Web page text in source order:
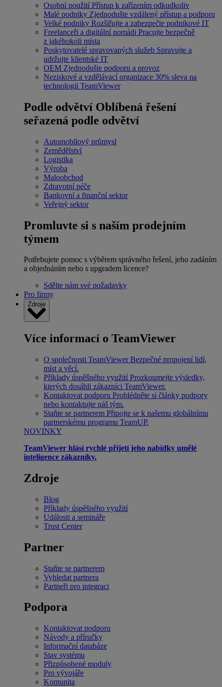
Osobní použití Přístup k zařízením odkudkoliv
Malé podniky Zjednodušte vzdálený přístup a podporu
Velké podniky Rozšiřujte a zabezpečte podnikové IT
Freelanceři a digitální nomádi Pracujte bezpečně
z jakéhokoli místa
Poskytovatelé spravovaných služeb Spravujte a
udržujte klientské IT
OEM Zjednodušte podporu a provoz
Neziskové a vzdělávací organizace 30% sleva na
technologii TeamViewer
Podle odvětví Oblíbená řešení
seřazená podle odvětví
Automobilový průmysl
Zemědělství
Logistika
Výroba
Maloobchod
Zdravotní péče
Bankovní a finanční sektor
Veřejný sektor
Promluvte si s naším prodejním
týmem
Potřebujete pomoc s výběrem správného řešení, jeho zadáním
a objednáním nebo s upgradem licence?
Sdělte nám své požadavky
Pro firmy
Zdroje
Více informací o TeamViewer
O společnosti TeamViewer Bezpečné propojení lidí,
míst a věcí.
Příklady úspěšného využití Prozkoumejte výsledky,
kterých dosáhli zákazníci TeamViewer.
Kontaktovat podporu Prohlédněte si články podpory
nebo kontaktujte náš tým.
Staňte se partnerem Připojte se k našemu globálnímu
partnerskému programu TeamUP.
NOVINKY
TeamViewer hlásí rychlé přijetí jeho nabídky umělé
inteligence zákazníky.
Zdroje
Blog
Příklady úspěšného využití
Události a semináře
Trust Center
Partner
Staňte se partnerem
Vyhledat partnera
Partneři pro integraci
Podpora
Kontaktovat podporu
Návody a příručky
Informační databáze
Stav systému
Přizpůsobené moduly
Pro vývojáře
Komunita